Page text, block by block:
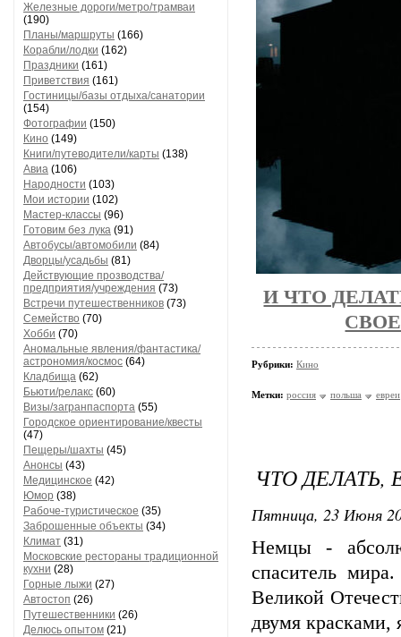
Железные дороги/метро/трамваи
(190)
Планы/маршруты (166)
Корабли/лодки (162)
Праздники (161)
Приветствия (161)
Гостиницы/базы отдыха/санатории
(154)
Фотографии (150)
Кино (149)
Книги/путеводители/карты (138)
Авиа (106)
Народности (103)
Мои истории (102)
Мастер-классы (96)
Готовим без лука (91)
Автобусы/автомобили (84)
Дворцы/усадьбы (81)
Действующие прозводства/
предприятия/учреждения (73)
Встречи путешественников (73)
Семейство (70)
Хобби (70)
Аномальные явления/фантастика/
астрономия/космос (64)
Кладбища (62)
Бьюти/релакс (60)
Визы/загранпаспорта (55)
Городское ориентирование/квесты
(47)
Пещеры/шахты (45)
Анонсы (43)
Медицинское (42)
Юмор (38)
Рабоче-туристическое (35)
Заброшенные объекты (34)
Климат (31)
Московские рестораны традиционной
кухни (28)
Горные лыжи (27)
Автостоп (26)
Путешественники (26)
Делюсь опытом (21)
И ЧТО
Рубрики: Кино
Метки: россия польша евреи
ЧТО
Пятница, 23 Июня
Немцы -
спаситель
Великой
двумя красками,